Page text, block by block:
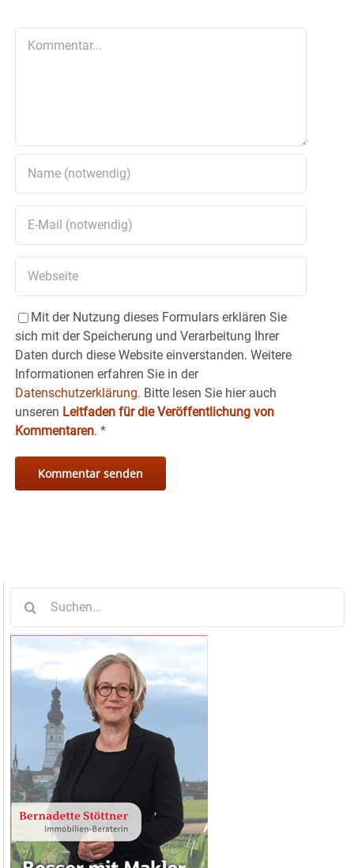
Mit der Nutzung dieses Formulars erklären Sie
sich mit der Speicherung und Verarbeitung Ihrer
Daten durch diese Website einverstanden. Weitere
Informationen erfahren Sie in der
Datenschutzerklärung. Bitte lesen Sie hier auch
unseren Leitfaden für die Veröffentlichung von
Kommentaren. *
nach: